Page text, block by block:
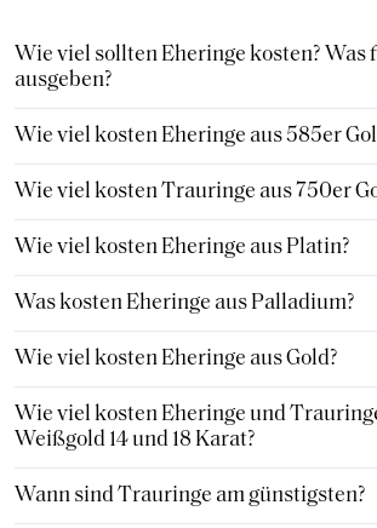
Wie viel sollten Eheringe kosten? Was
ausgeben?
Wie viel kosten Eheringe aus 585er
Wie viel kosten Trauringe aus 750er
Wie viel kosten Eheringe aus Platin?
Was kosten Eheringe aus Palladium?
Wie viel kosten Eheringe aus Gold?
Wie viel kosten Eheringe und
Weißgold 14 und 18 Karat?
Wann sind Trauringe am günstigsten?